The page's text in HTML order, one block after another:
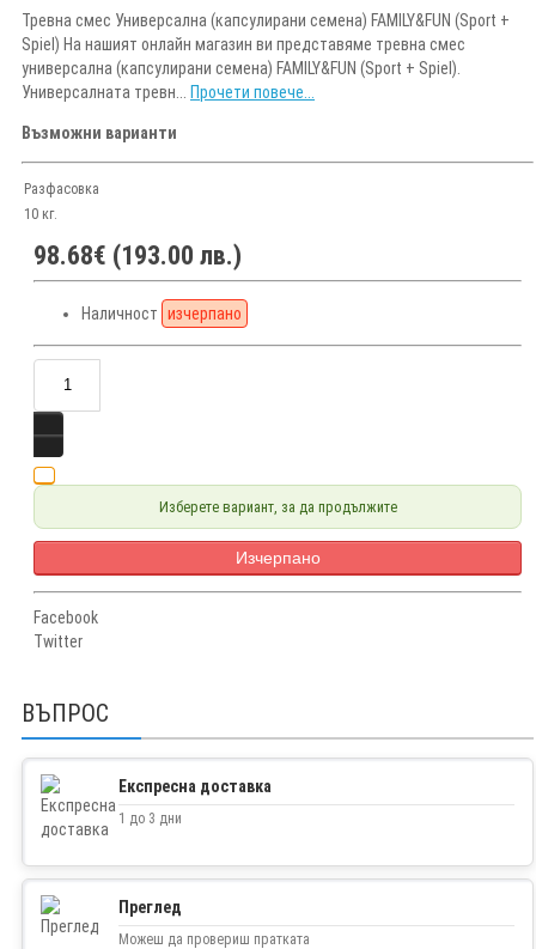
Тревна смес Универсална (капсулирани семена) FAMILY&FUN (Sport +
Spiel) На нашият онлайн магазин ви представяме тревна смес
универсална (капсулирани семена) FAMILY&FUN (Sport + Spiel).
Универсалната тревн... Прочети повече...
Възможни варианти
Разфасовка
10 кг.
98.68€ (193.00 лв.)
Наличност изчерпано
Изберете вариант, за да продължите
Изчерпано
Facebook
Twitter
ВЪПРОС
Експресна доставка
1 до 3 дни
Преглед
Можеш да провериш пратката